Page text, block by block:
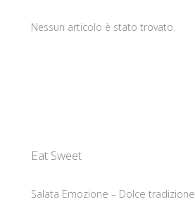
Nessun articolo è stato trovato.
Eat Sweet
Salata Emozione – Dolce tradizione